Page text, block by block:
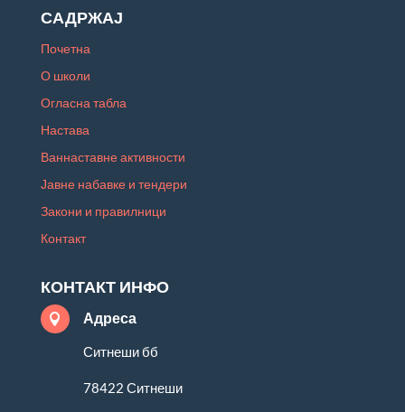
САДРЖАЈ
Почетна
О школи
Огласна табла
Настава
Ваннаставне активности
Јавне набавке и тендери
Закони и правилници
Контакт
КОНТАКТ ИНФО
 Адреса
Ситнеши бб
78422 Ситнеши